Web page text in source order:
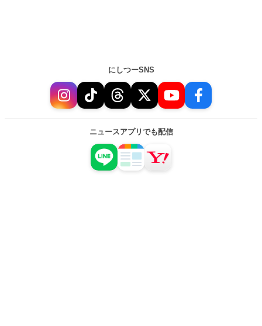
にしつーSNS
ニュースアプリでも配信